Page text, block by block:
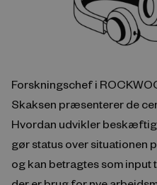
Forskningschef i
Skaksen præsenterer de
Hvordan udvikler
gør status over situationen
og kan betragtes som input